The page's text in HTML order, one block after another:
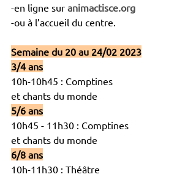
-en ligne sur animactisce.org
-ou à l’accueil du centre.
Semaine du 20 au 24/02 2023
3/4 ans
10h-10h45 : Comptines
et chants du monde
5/6 ans
10h45 - 11h30 : Comptines
et chants du monde
6/8 ans
10h-11h30 : Théâtre